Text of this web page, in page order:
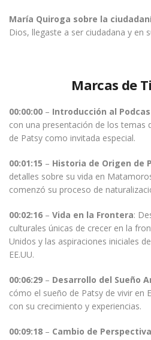
María Quiroga sobre la
Dios, llegaste a ser ciudadana y en
Marcas de
00:00:00 – Introducción al
con una presentación de los temas
de Patsy como invitada especial.
00:01:15 – Historia de Origen de
detalles sobre su vida en
comenzó su proceso de
00:02:16 – Vida en la Frontera:
culturales únicas de crecer en la
Unidos y las aspiraciones iniciales
EE.UU.
00:06:29 – Desarrollo del Sueño
cómo el sueño de Patsy de vivir en
con su crecimiento y experiencias.
00:09:18 – Cambio de